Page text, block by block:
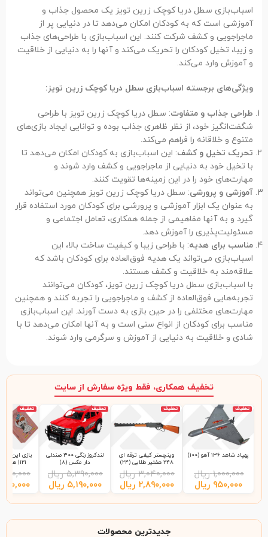
اسباب‌بازی سطل دریا کوچک زرین تویز یک محصول جذاب و
آموزشی است که به کودکان امکان می‌دهد تا در دنیایی پر از
ماجراجویی و کشف شرکت کنند. این اسباب‌بازی با طراحی‌های جذاب
و زیبا، تخیل کودکان را تحریک می‌کند و آنها را به دنیایی از خلاقیت
و آموزش وارد می‌کند.
ویژگی‌های برجسته اسباب‌بازی سطل دریا کوچک زرین تویز:
طراحی جذاب و متفاوت: سطل دریا کوچک زرین تویز با طراحی
شگفت‌انگیز خود، از نظر ظاهری جذاب بوده و توانایی ایجاد بازی‌های
متنوع و خلاقانه را فراهم می‌کند.
تحریک تخیل و کشف: این اسباب‌بازی به کودکان امکان می‌دهد تا
با تخیل خود به دنیایی از ماجراجویی و کشف وارد شوند و
مهارت‌های خود را در این زمینه‌ها تقویت کنند.
آموزشی و پرورشی: سطل دریا کوچک زرین تویز همچنین می‌تواند
به عنوان یک ابزار آموزشی و پرورشی برای کودکان مورد استفاده قرار
گیرد و به آنها مفاهیمی از جمله همکاری، تعامل اجتماعی و
مسئولیت‌پذیری را آموزش دهد.
مناسب برای هدیه: با طراحی زیبا و کیفیت ساخت بالا، این
اسباب‌بازی می‌تواند یک هدیه فوق‌العاده برای کودکان باشد که
علاقه‌مند به خلاقیت و کشف هستند.
با اسباب‌بازی سطل دریا کوچک زرین تویز، کودکان می‌توانند
تجربه‌هایی فوق‌العاده از کشف و ماجراجویی را تجربه کنند و همچنین
مهارت‌های مختلفی را در حین بازی به دست آورند. این اسباب‌بازی
مناسب برای کودکان از انواع سنی است و به آنها امکان می‌دهد تا با
شادی و خلاقیت به دنیایی از آموزش و سرگرمی وارد شوند.
تخفیف همکاری، فقط ویژه سفارش از سایت
تخفیف
پهپاد شاهد 136 آهو (100)
۱,۰۰۰,۰۰۰ ریال
۹۵۰,۰۰۰ ریال
تخفیف
وینچستر کیفی ترقه ای
248 هفتیر طلایی (24)
۳,۰۴۰,۰۰۰ ریال
۲,۸۹۰,۰۰۰ ریال
تخفیف
لندکروز رنگی 300 صندلی
دار مکس (8)
۵,۳۹۰,۰۰۰ ریال
۵,۱۹۰,۰۰۰ ریال
تخفیف
بازی این چی
121| هاردباکس (48)
جدیدترین محصولات